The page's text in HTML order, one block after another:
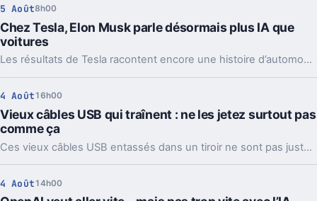
5 Août8h00
Chez Tesla, Elon Musk parle désormais plus IA que
voitures
Les résultats de Tesla racontent encore une histoire d’automobile. Les prises de parole d’Elon Musk, elles, regardent de plus en plus vers l’IA et les robots.
4 Août 16h00
Vieux câbles USB qui traînent : ne les jetez surtout pas
comme ça
Ces vieux câbles USB entassés dans un tiroir ne sont pas juste du bazar. Les recycler, les donner ou en garder quelques-uns peut vraiment faire la différence.
4 Août 14h00